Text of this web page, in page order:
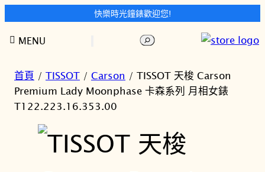
快樂時光鐘錶歡迎您!
至
搜
MENU
首頁 / TISSOT / Carson / TISSOT 天梭 Carson
Premium Lady Moonphase 卡森系列 月相女錶
T122.223.16.353.00